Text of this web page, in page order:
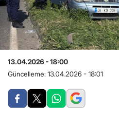
13.04.2026 - 18:00
Güncelleme: 13.04.2026 - 18:01